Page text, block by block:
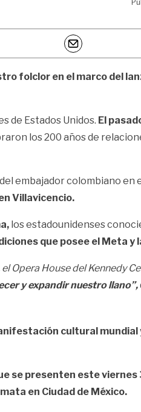
folclor en el marco del
de Estados Unidos. El
los 200 años de
embajador colombiano en
Villavicencio.
los estadounidenses
que posee el Meta y
Opera House del Kennedy
y expandir nuestro llano”,
cultural mundial
se presenten este viernes
en Ciudad de México.